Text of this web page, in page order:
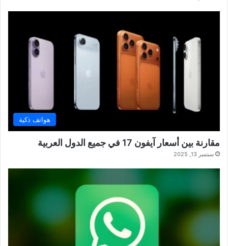
هواتف ذكية
مقارنة بين أسعار آيفون 17 في جميع الدول العربية
سبتمبر 13, 2025